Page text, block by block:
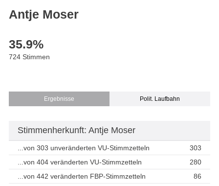
Antje Moser
35.9%
724 Stimmen
Ergebnisse Polit. Laufbahn
Stimmenherkunft: Antje Moser
...von 303 unveränderten VU-Stimmzetteln
303
...von 404 veränderten VU-Stimmzetteln
280
...von 442 veränderten FBP-Stimmzetteln
86